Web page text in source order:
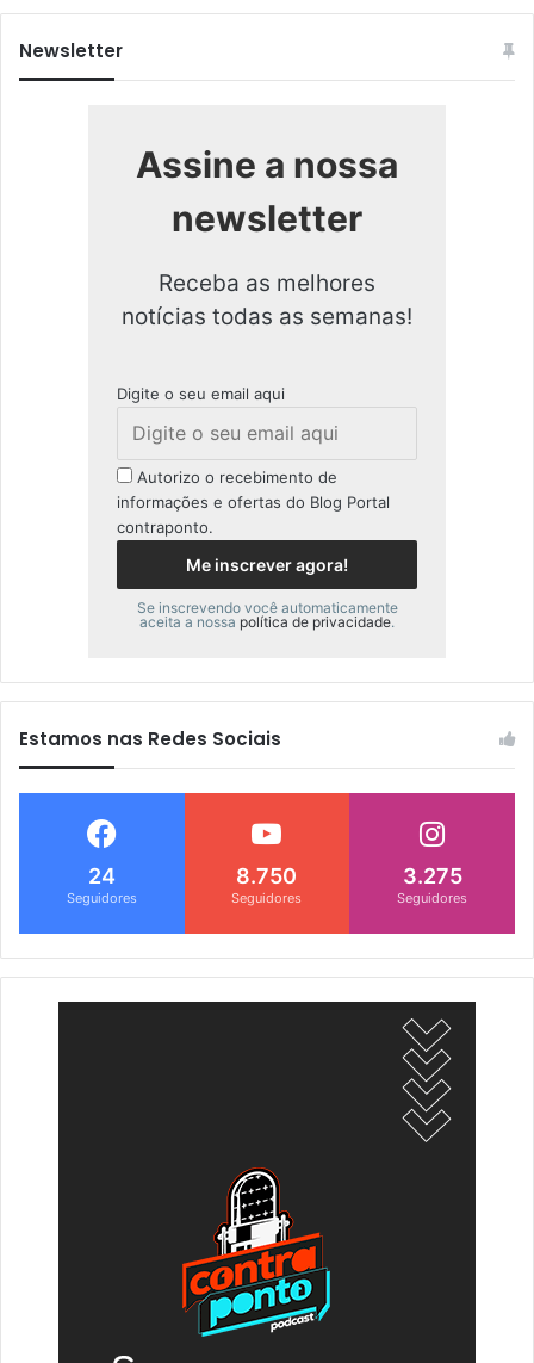
Newsletter
Assine a nossa
newsletter
Receba as melhores
notícias todas as semanas!
Digite o seu email aqui
Autorizo o recebimento de
informações e ofertas do Blog Portal
contraponto.
Se inscrevendo você automaticamente
aceita a nossa política de privacidade.
Estamos nas Redes Sociais
24
Seguidores
8.750
Seguidores
3.275
Seguidores